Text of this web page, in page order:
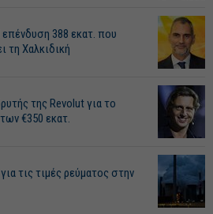
388 εκατ. που
τη Χαλκιδική
της Revolut για το
€350 εκατ.
τις τιμές ρεύματος στην